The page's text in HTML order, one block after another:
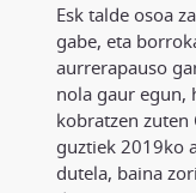
Esk talde osoa
gabe, eta
aurrerapauso
nola gaur egun,
kobratzen zuten
guztiek 2019ko
dutela, baina